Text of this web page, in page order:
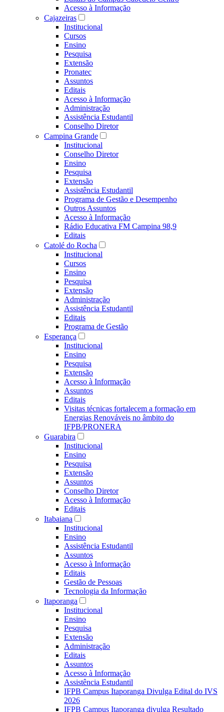
Acesso à Informação
Cajazeiras
Institucional
Cursos
Ensino
Pesquisa
Extensão
Pronatec
Assuntos
Editais
Acesso à Informação
Administração
Assistência Estudantil
Conselho Diretor
Campina Grande
Institucional
Conselho Diretor
Ensino
Pesquisa
Extensão
Assistência Estudantil
Programa de Gestão e Desempenho
Outros Assuntos
Acesso à Informação
Rádio Educativa FM Campina 98,9
Editais
Catolé do Rocha
Institucional
Cursos
Ensino
Pesquisa
Extensão
Administração
Assistência Estudantil
Editais
Programa de Gestão
Esperança
Institucional
Ensino
Pesquisa
Extensão
Acesso à Informação
Assuntos
Editais
Visitas técnicas fortalecem a formação em
Energias Renováveis no âmbito do
IFPB/PRONERA
Guarabira
Institucional
Ensino
Pesquisa
Extensão
Assuntos
Conselho Diretor
Acesso à Informação
Editais
Itabaiana
Institucional
Ensino
Assistência Estudantil
Assuntos
Acesso à Informação
Editais
Gestão de Pessoas
Tecnologia da Informação
Itaporanga
Institucional
Ensino
Pesquisa
Extensão
Administração
Editais
Assuntos
Acesso à Informação
Assistência Estudantil
IFPB Campus Itaporanga Divulga Edital do IVS
2026
IFPB Campus Itaporanga divulga Resultado